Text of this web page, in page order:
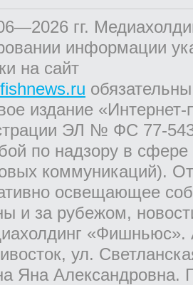
гг.
информации
на сайт
издание
ЭЛ № ФС 77-
по надзору в
коммуникаций).
освещающее
и за рубежом,
«Фишньюс».
ул.
Яна Александровна.